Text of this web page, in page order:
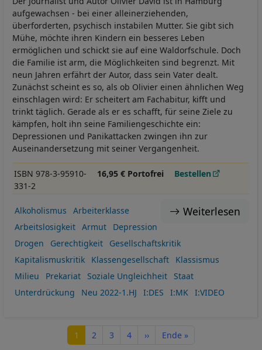
aufgewachsen - bei einer alleinerziehenden,
überforderten, psychisch instabilen Mutter. Sie gibt sich
Mühe, möchte ihren Kindern ein besseres Leben
ermöglichen und schickt sie auf eine Waldorfschule. Doch
die Familie ist arm, die Möglichkeiten sind begrenzt. Mit
neun Jahren erfährt der Autor, dass sein Vater dealt.
Zunächst scheint es so, als ob Olivier einen ähnlichen Weg
einschlagen wird: Er scheitert am Fachabitur, kifft und
trinkt täglich. Gerade als er es schafft, für seine Ziele zu
kämpfen, holt ihn seine Familiengeschichte ein:
Depressionen und Panikattacken zwingen ihn zur
Auseinandersetzung mit seiner Vergangenheit.
ISBN 978-3-95910-
331-2
16,95 € Portofrei Bestellen
Weiterlesen
Alkoholismus
Arbeiterklasse
Arbeitslosigkeit
Armut
Depression
Drogen
Gerechtigkeit
Gesellschaftskritik
Kapitalismuskritik
Klassengesellschaft
Klassismus
Milieu
Prekariat Soziale Ungleichheit
Staat
Unterdrückung
Neu 2022-1.HJ I:DES I:MK I:VIDEO
Seite
1 Seite
2 Seite
3 Seite
4 Nächste Seite
›› Letzte Seite
Ende »